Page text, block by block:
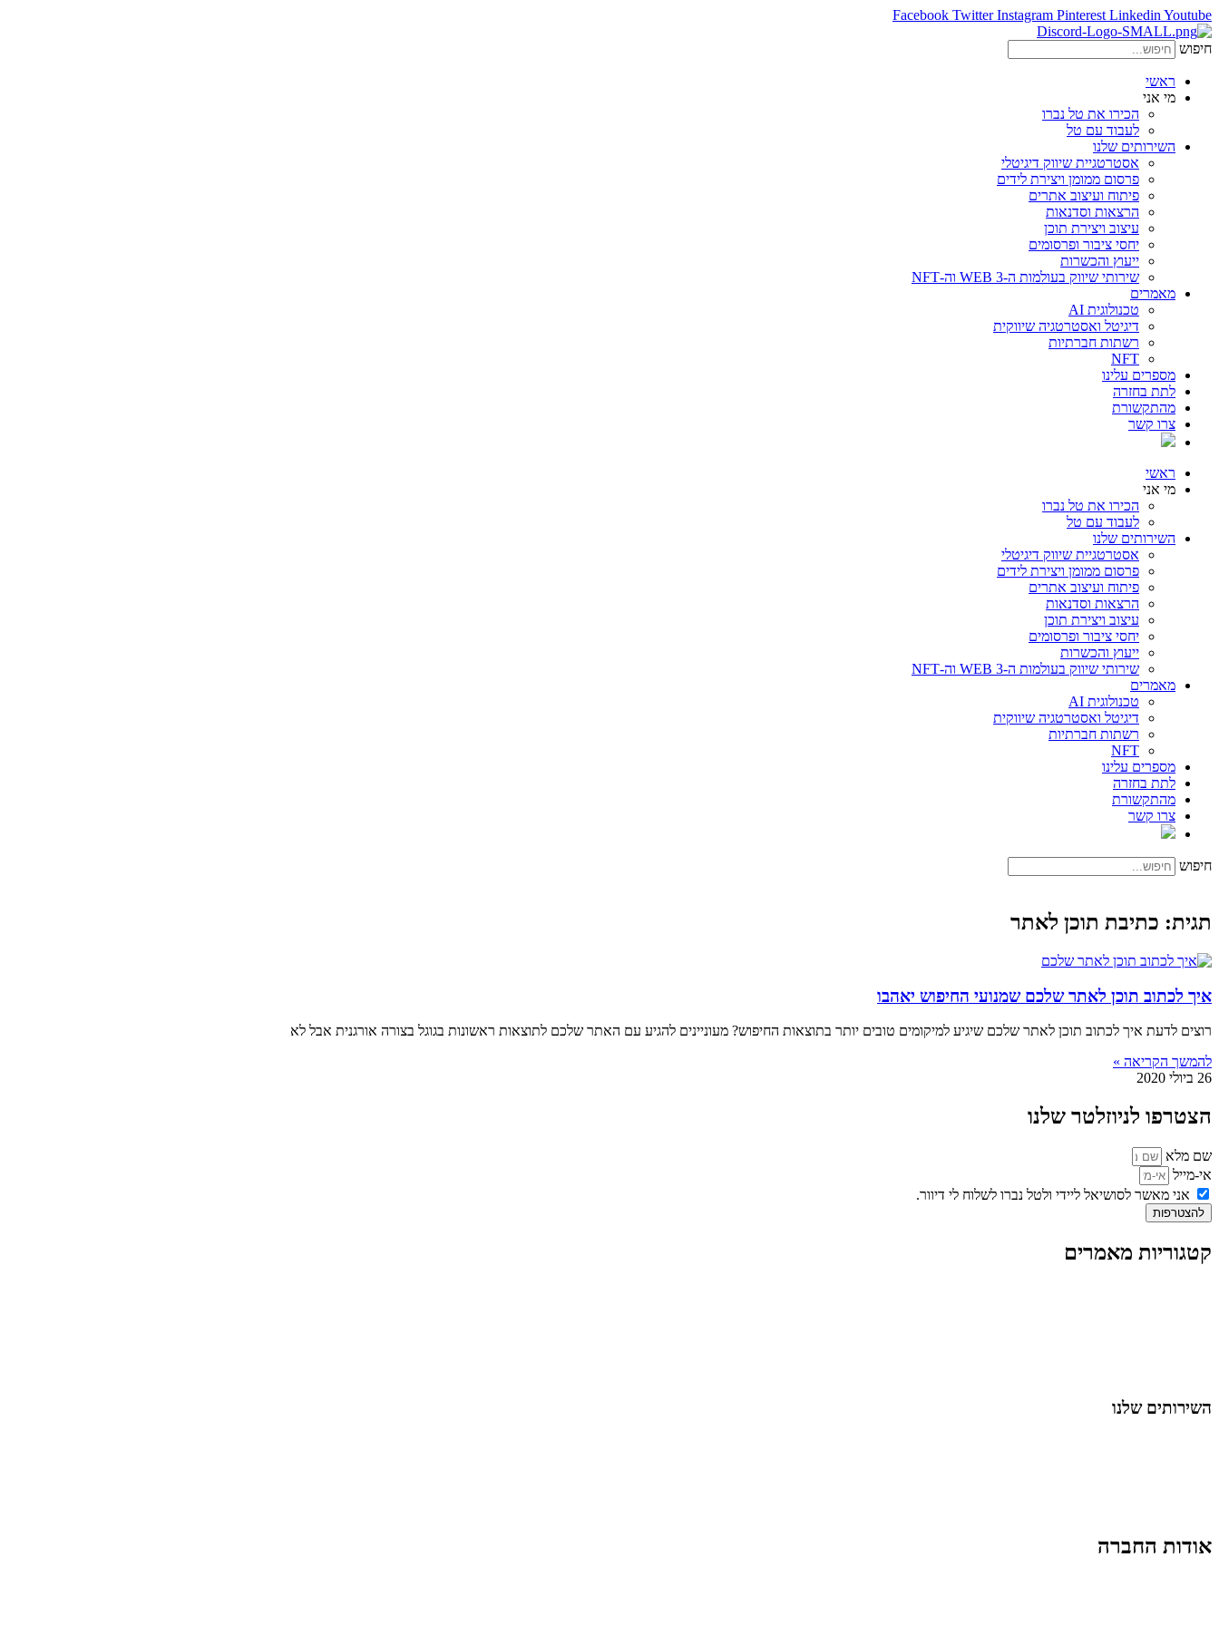
Facebook Twitter Instagram Pinterest Linkedin Youtube
חיפוש
ראשי
מי אני
הכירו את טל נברו
לעבוד עם טל
השירותים שלנו
אסטרטגיית שיווק דיגיטלי
פרסום ממומן ויצירת לידים
פיתוח ועיצוב אתרים
הרצאות וסדנאות
עיצוב ויצירת תוכן
יחסי ציבור ופרסומים
ייעוץ והכשרות
שירותי שיווק בעולמות ה-WEB 3 וה-NFT
מאמרים
טכנולוגית AI
דיגיטל ואסטרטגיה שיווקית
רשתות חברתיות
NFT
מספרים עלינו
לתת בחזרה
מהתקשורת
צרו קשר
ראשי
מי אני
הכירו את טל נברו
לעבוד עם טל
השירותים שלנו
אסטרטגיית שיווק דיגיטלי
פרסום ממומן ויצירת לידים
פיתוח ועיצוב אתרים
הרצאות וסדנאות
עיצוב ויצירת תוכן
יחסי ציבור ופרסומים
ייעוץ והכשרות
שירותי שיווק בעולמות ה-WEB 3 וה-NFT
מאמרים
טכנולוגית AI
דיגיטל ואסטרטגיה שיווקית
רשתות חברתיות
NFT
מספרים עלינו
לתת בחזרה
מהתקשורת
צרו קשר
חיפוש
תגית: כתיבת תוכן לאתר
איך לכתוב תוכן לאתר שלכם שמנועי החיפוש יאהבו
רוצים לדעת איך לכתוב תוכן לאתר שלכם שיגיע למיקומים טובים יותר בתוצאות החיפוש? מעוניינים להגיע עם האתר שלכם לתוצאות ראשונות בגוגל בצורה אורגנית אבל לא
להמשך הקריאה »
26 ביולי 2020
הצטרפו לניוזלטר שלנו
שם מלא
אי-מייל
אני מאשר לסושיאל ליידי ולטל נברו לשלוח לי דיוור.
להצטרפות
קטגוריות מאמרים
השירותים שלנו
אודות החברה